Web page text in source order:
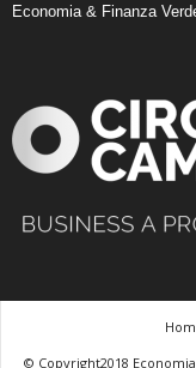
Economia & Finanza
© Copyright2018